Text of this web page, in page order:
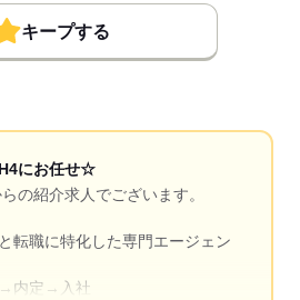
キープする
にお任せ☆
の紹介求人でございます。
転職に特化した専門エージェン
内定→入社